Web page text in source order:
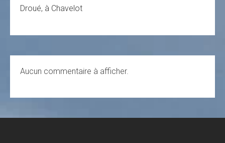
Droué, à Chavelot
Aucun commentaire à afficher.